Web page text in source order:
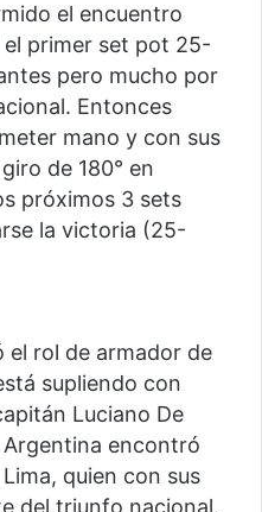
el encuentro
primer set pot 25-
pero mucho por
Entonces
mano y con sus
de 180° en
próximos 3 sets
la victoria (25-
el rol de armador de
supliendo con
Luciano De
Argentina encontró
quien con sus